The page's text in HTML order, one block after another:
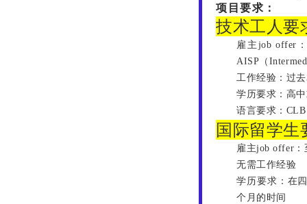
项目要求 ：
技术工人要
雇主job offer
AISP（
工作经验：过
学历要求：高
语言要求：
国际留学生
雇主job offer
无需工作经验
学历要求：在
个月的时间